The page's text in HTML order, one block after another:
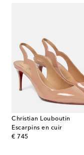
Christian Louboutin
Escarpins en cuir
€ 745
original price